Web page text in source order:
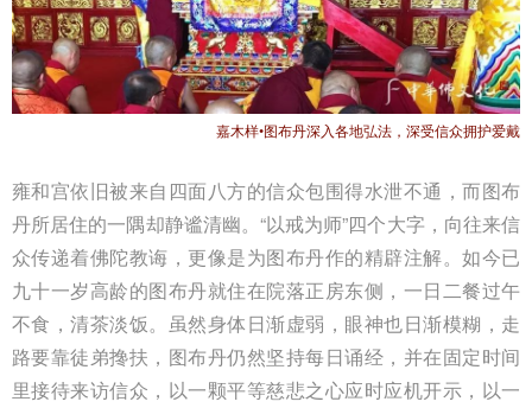
嘉木样•图布丹深入各地弘法，深受信众拥护爱戴
雍和宫依旧被来自四面八方的信众包围得水泄不通，而图布
丹所居住的一隅却静谧清幽。“以戒为师”四个大字，向往来信
众传递着佛陀教诲，更像是为图布丹作的精辟注解。如今已
九十一岁高龄的图布丹就住在院落正房东侧，一日二餐过午
不食，清茶淡饭。虽然身体日渐虚弱，眼神也日渐模糊，走
路要靠徒弟搀扶，图布丹仍然坚持每日诵经，并在固定时间
里接待来访信众，以一颗平等慈悲之心应时应机开示，以一